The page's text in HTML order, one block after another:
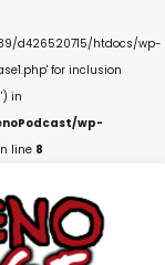
d426520715/htdocs/wp-
for inclusion
in
wp-
line 8